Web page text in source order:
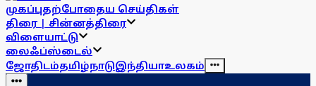
முகப்புதற்போதைய செய்திகள்
திரை | சின்னத்திரை
விளையாட்டு
லைஃப்ஸ்டைல்
ஜோதிடம்தமிழ்நாடுஇந்தியாஉலகம்